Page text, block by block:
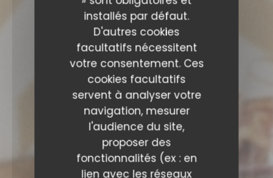
installés par défaut.
D'autres cookies
facultatifs nécessitent
votre consentement. Ces
cookies facultatifs
servent à analyser votre
navigation, mesurer
l'audience du site,
proposer des
fonctionnalités (ex : en
lien avec les réseaux